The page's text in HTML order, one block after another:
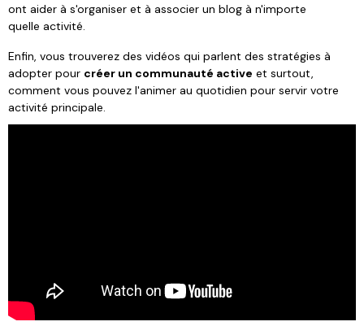
ont aider à s'organiser et à associer un blog à n'importe
quelle activité.
Enfin, vous trouverez des vidéos qui parlent des stratégies à
adopter pour créer un communauté active et surtout,
comment vous pouvez l'animer au quotidien pour servir votre
activité principale.